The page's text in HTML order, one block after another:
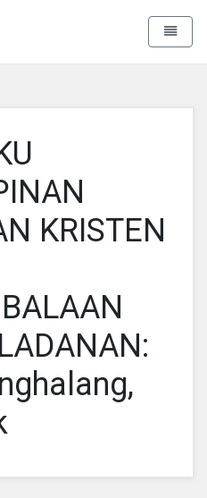
Toggle
KRISTEN